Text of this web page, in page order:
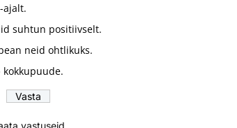
ajalt.
suhtun positiivselt.
neid ohtlikuks.
vastuseid